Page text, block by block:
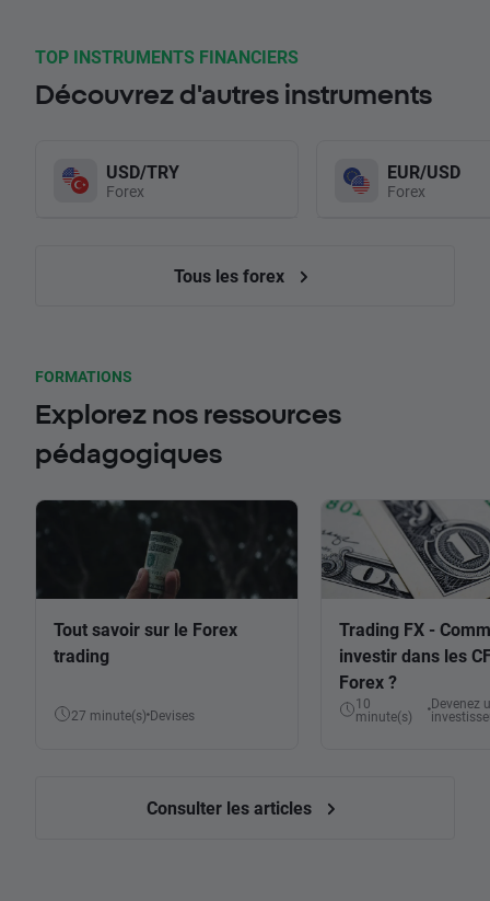
TOP INSTRUMENTS FINANCIERS
Découvrez d'autres instruments
USD/TRY
Forex
EUR/USD
Forex
Tous les forex
FORMATIONS
Explorez nos ressources
pédagogiques
Tout savoir sur le Forex
trading
27 minute(s) Devises
Trading FX -
investir dans les
Forex ?
10
minute(s)
Devenez un
Consulter les articles